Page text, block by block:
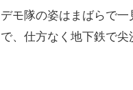
デモ隊の姿はまばらで
で、仕方なく地下鉄で尖